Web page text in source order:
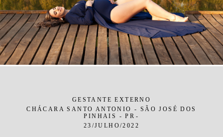
GESTANTE EXTERNO
CHÁCARA SANTO ANTONIO - SÃO JOSÉ DOS
PINHAIS - PR
23/JULHO/2022